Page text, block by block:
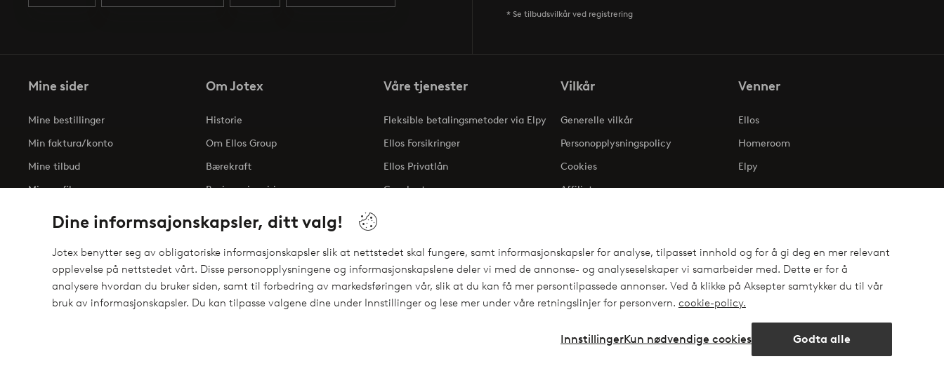
Dine informsajonskapsler, ditt valg!
Jotex benytter seg av obligatoriske informasjonskapsler slik at nettstedet skal fungere, samt informasjonskapsler for analyse, tilpasset innhold og for å gi deg en mer relevant
opplevelse på nettstedet vårt. Disse personopplysningene og informasjonskapslene deler vi med de annonse- og analyseselskaper vi samarbeider med. Dette er for å
analysere hvordan du bruker siden, samt til forbedring av markedsføringen vår, slik at du kan få mer persontilpassede annonser. Ved å klikke på Aksepter samtykker du til vår
bruk av informasjonskapsler. Du kan tilpasse valgene dine under Innstillinger og lese mer under våre retningslinjer for personvern. cookie-policy.
Godta alle
Kun nødvendige cookies
Innstillinger
* Se tilbudsvilkår ved registrering
Mine sider
Mine bestillinger
Min faktura/konto
Mine tilbud
Min profil
Om Jotex
Historie
Om Ellos Group
Bærekraft
Business inquiries
Tilgjengelighetserklæring
Våre tjenester
Fleksible betalingsmetoder via Elpy
Ellos Forsikringer
Ellos Privatlån
Gavekort
Vilkår
Generelle vilkår
Personopplysningspolicy
Cookies
Affiliate
Venner
Ellos
Homeroom
Elpy
Sikre betalinger - Betal direkte eller del opp
Vil du vite mer om våre betalingsalternativer elpy
InstagramFacebook